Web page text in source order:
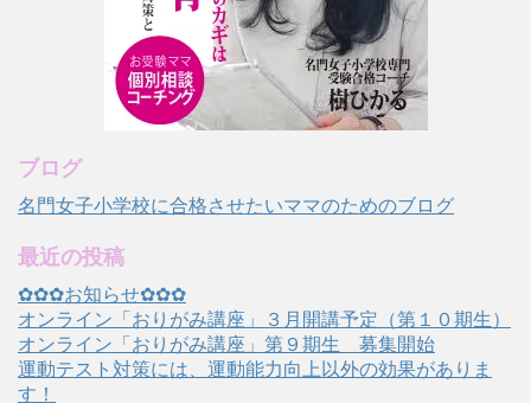
ブログ
名門女子小学校に合格させたいママのためのブログ
最近の投稿
✿✿✿お知らせ✿✿✿
オンライン「おりがみ講座」３月開講予定（第１０期生）
オンライン「おりがみ講座」第９期生 募集開始
運動テスト対策には、運動能力向上以外の効果がありま
す！